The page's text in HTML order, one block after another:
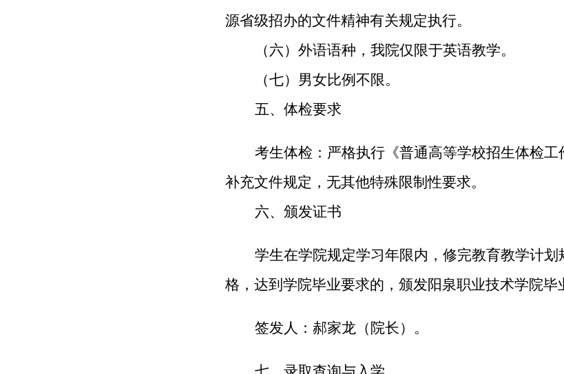
源省级招办的文件精神有关规定执行。
（六）外语语种 ，我院仅限于英语教学。
（七）男女比例不限。
五、体检要求
考生体检： 严格执行《普通高等学校招生体检工
补充文件规定 ， 无其他特殊限制性要求。
六、颁发证书
学生在学院规定学习年限内，修完教育教学计划
格，达到学院毕业要求的，颁发阳泉职业技术学院毕
签发人： 郝家龙 （院长）。